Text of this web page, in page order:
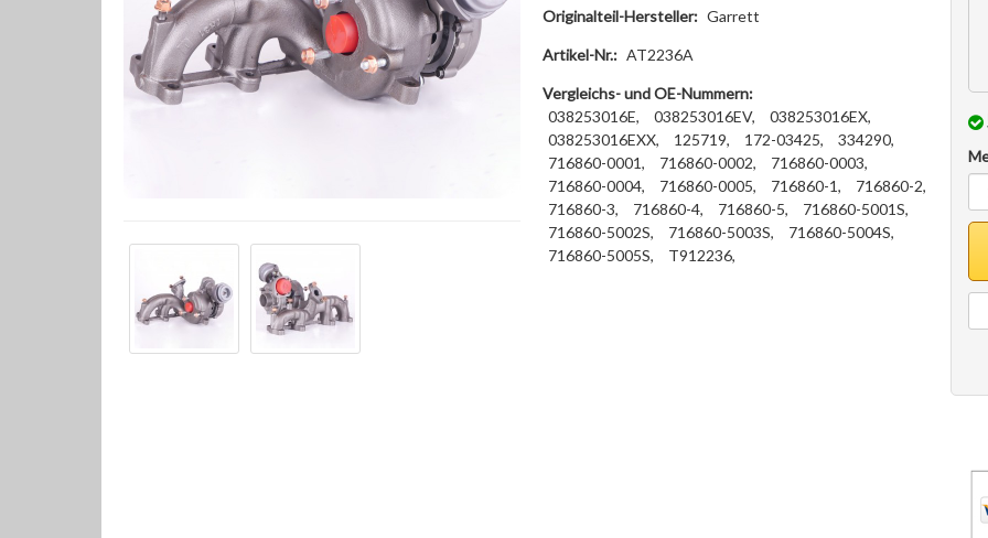
Originalteil-Hersteller: Garrett
Artikel-Nr.: AT2236A
Vergleichs- und OE-Nummern:
038253016E,
038253016EV,
038253016EX,
038253016EXX,
125719, 172-03425,
334290,
716860-0001,
716860-0002,
716860-0003,
716860-0004,
716860-0005, 716860-1,
716860-2,
716860-3,
716860-4, 716860-5,
716860-5001S,
716860-5002S,
716860-5003S,
716860-5004S,
716860-5005S,
T912236,